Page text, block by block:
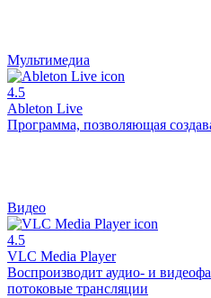
Мультимедиа
4.5
Ableton Live
Программа, позволяющая
Видео
4.5
VLC Media Player
Воспроизводит аудио- и
потоковые трансляции